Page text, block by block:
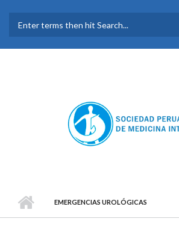
FORMULARIO DE
BÚSQUEDA
EMERGENCIAS UROLÓGICAS